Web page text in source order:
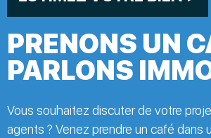
PRENONS UN
PARLONS
Vous souhaitez discuter de votre
agents ? Venez prendre un café dans